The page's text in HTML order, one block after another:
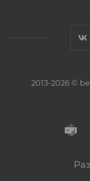
2013-2026 ©